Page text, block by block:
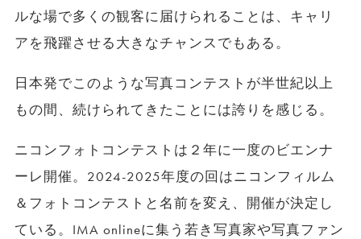
ルな場で多くの観客に届けられることは、キャリ
アを飛躍させる大きなチャンスでもある。
日本発でこのような写真コンテストが半世紀以上
もの間、続けられてきたことには誇りを感じる。
ニコンフォトコンテストは２年に一度のビエンナ
ーレ開催。2024-2025年度の回はニコンフィルム
＆フォトコンテストと名前を変え、開催が決定し
ている。IMA onlineに集う若き写真家や写真ファン